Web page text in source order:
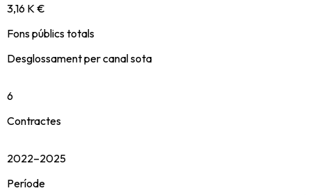
3,16 K €
Fons públics totals
Desglossament per canal sota
6
Contractes
2022–2025
Període